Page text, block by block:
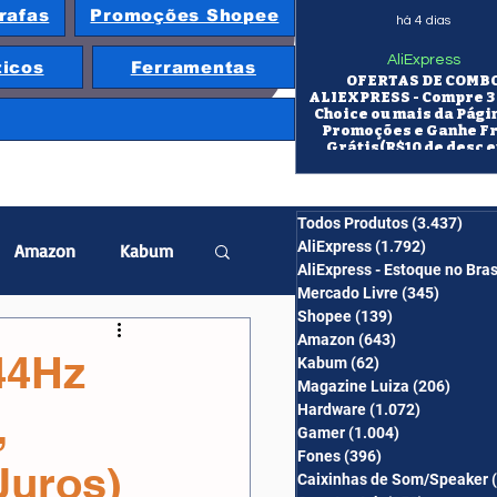
Promoções Shopee
Ferramentas
OFERTAS DE
ALIEXPRESS - Compre
Choice ou mais da
Promoções e Ganhe
Grátis(R$10 de desc
AliExpress
há 4 dias
Amazon Kabum
Projetor
Todos Produtos(3.437)
AliExpress(1.792)
AliExpress - Estoque no
Mercado Livre(345)
Shopee(139)
Amazon(643)
Kabum(62)
Magazine Luiza (206)
Hardware(1.072)
Gamer(1.004)
Fones(396)
Caixinhas de Som/Speaker